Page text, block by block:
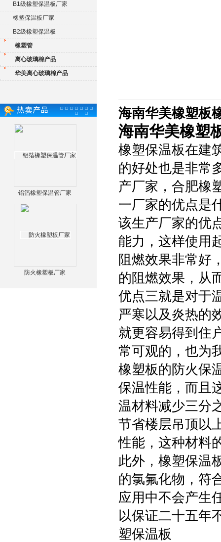
B1级橡塑保温板厂家
橡塑保温板厂家
B2级橡塑保温板
橡塑管
离心玻璃棉产品
华美离心玻璃棉产品
铝箔橡塑保温管厂家
防火橡塑板厂家
海南华美橡塑板
海南华美橡塑
橡塑保温板在建
的好处也是非常
产厂家，合肥橡
一厂家的优点是
该生产厂家的优
能力，这样使用
阻燃效果非常好
的阻燃效果，从
优点三就是对于
严寒以及炎热的
就更容易得到住
常可观的，也为
橡塑板的防火保
保温性能，而且
温材料减少三分
节省楼层吊顶以
性能，这种材料
此外，橡塑保温
的氯氟化物，符
应用中不会产生
以保证二十五年
塑保温板